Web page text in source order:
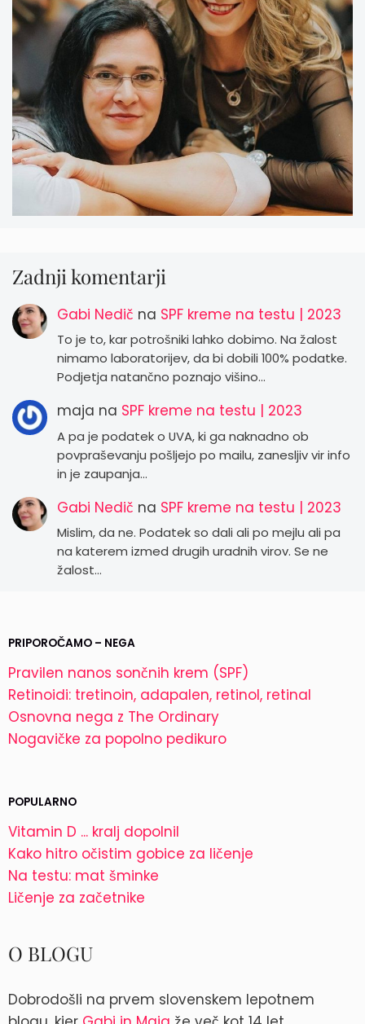
Zadnji komentarji
Gabi Nedič na SPF kreme na testu | 2023
To je to, kar potrošniki lahko dobimo. Na žalost
nimamo laboratorijev, da bi dobili 100% podatke.
Podjetja natančno poznajo višino…
maja na SPF kreme na testu | 2023
A pa je podatek o UVA, ki ga naknadno ob
povpraševanju pošljejo po mailu, zanesljiv vir info
in je zaupanja…
Gabi Nedič na SPF kreme na testu | 2023
Mislim, da ne. Podatek so dali ali po mejlu ali pa
na katerem izmed drugih uradnih virov. Se ne
žalost…
PRIPOROČAMO – NEGA
Pravilen nanos sončnih krem (SPF)
Retinoidi: tretinoin, adapalen, retinol, retinal
Osnovna nega z The Ordinary
Nogavičke za popolno pedikuro
POPULARNO
Vitamin D ... kralj dopolnil
Kako hitro očistim gobice za ličenje
Na testu: mat šminke
Ličenje za začetnike
O BLOGU
Dobrodošli na prvem slovenskem lepotnem